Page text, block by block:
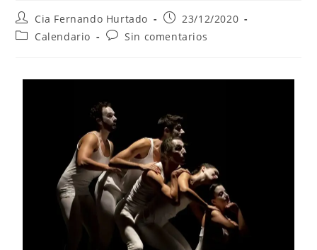
Cia Fernando Hurtado
23/12/2020
Calendario
Sin comentarios